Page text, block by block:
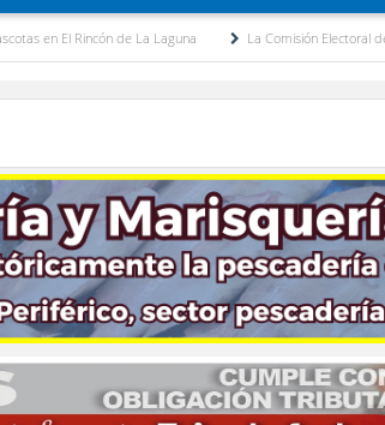
La Laguna La Comisión Electoral del Colegio de